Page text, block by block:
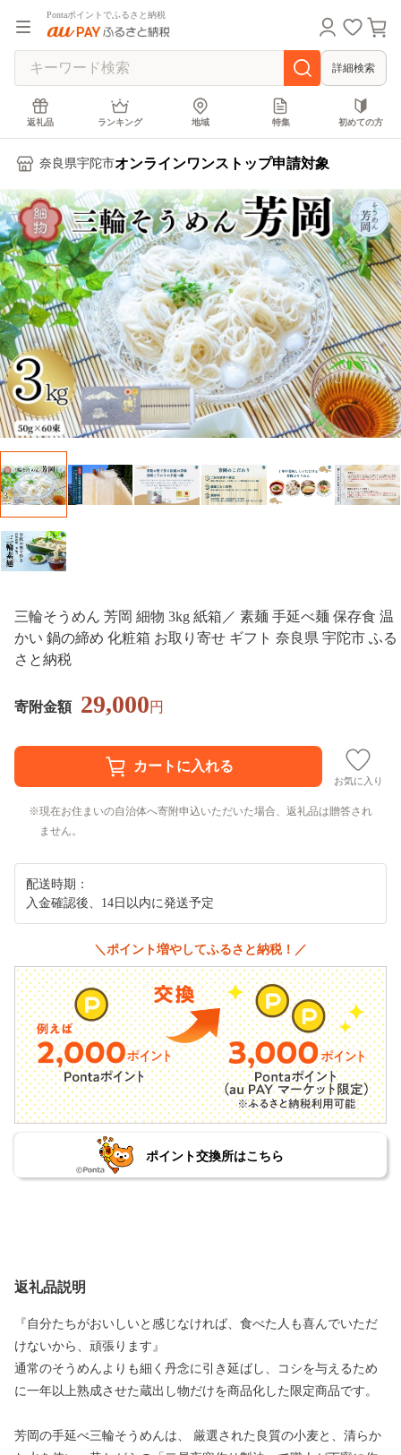
Pontaポイントでふるさと納税
詳細検索
返礼品 ランキング 地域 特集 初めての方
奈良県宇陀市オンラインワンストップ申請対象
三輪そうめん 芳岡 細物 3kg 紙箱／ 素麺 手延べ麺 保存食 温
かい 鍋の締め 化粧箱 お取り寄せ ギフト 奈良県 宇陀市 ふる
さと納税
寄附金額 29,000円
お気に入り
現在お住まいの自治体へ寄附申込いただいた場合、返礼品は贈答され
ません。
配送時期：
入金確認後、14日以内に発送予定
＼ポイント増やしてふるさと納税！／
ポイント交換所はこちら
返礼品説明
『自分たちがおいしいと感じなければ、食べた人も喜んでいただ
けないから、頑張ります』
通常のそうめんよりも細く丹念に引き延ばし、コシを与えるため
に一年以上熟成させた蔵出し物だけを商品化した限定商品です。
芳岡の手延べ三輪そうめんは、 厳選された良質の小麦と、清らか